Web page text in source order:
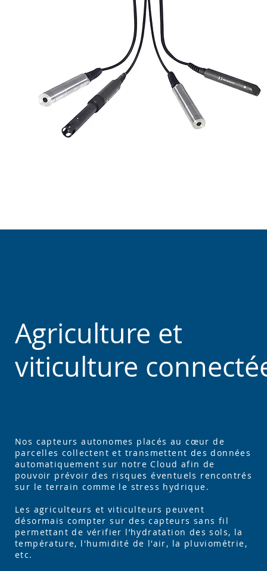
Nos capteurs autonomes placés au cœur de
parcelles collectent et transmettent des données
automatiquement sur notre Cloud afin de
pouvoir prévoir des risques éventuels rencontrés
sur le terrain comme le stress hydrique.
Les agriculteurs et viticulteurs peuvent
désormais compter sur des capteurs sans fil
permettant de vérifier l’hydratation des sols, la
température, l'humidité de l'air, la pluviométrie,
etc.
Agriculture et
viticulture